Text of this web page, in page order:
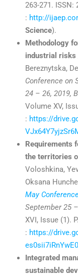
263-271. ISSN:
: http://
Science).
Methodology
industrial risks
Bereznytska,
Conference on
24 – 26, 2019,
Volume XV,
: https://
Requirements
the territories
Voloshkina,
Oksana
May
September 25
XVI, Issue (1).
: https://
Integrated
sustainable